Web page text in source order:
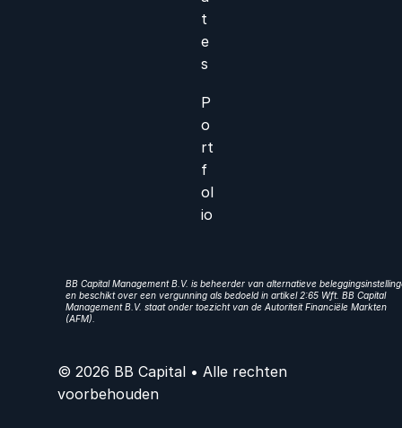
t
e
s
P
o
rt
f
ol
io
BB Capital Management B.V. is beheerder van alternatieve
en beschikt over een vergunning als bedoeld in artikel 2:65 Wft. BB Capital
Management B.V. staat onder toezicht van de Autoriteit Financiële Markten
(AFM).
© 2026 BB Capital • Alle rechten
voorbehouden